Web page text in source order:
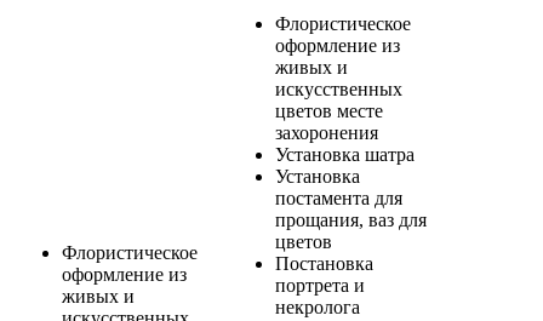
Флористическое
оформление из
живых и
Флористическое
оформление из
живых и
искусственных
цветов месте
захоронения
Установка шатра
Установка
постамента для
прощания, ваз для
цветов
Постановка
портрета и
некролога